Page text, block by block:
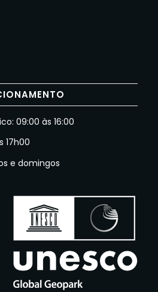
09:00 às 16:00
17h00
e domingos